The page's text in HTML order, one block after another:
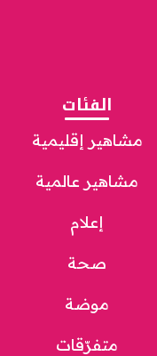
الفئات
مشاهير إقليمية
مشاهير عالمية
إعلام
صحة
موضة
متفرّقات